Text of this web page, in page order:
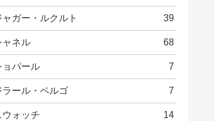
ャガー・ルクルト 39
ャネル 68
ョパール 7
ラール・ペルゴ 7
ウォッチ 14